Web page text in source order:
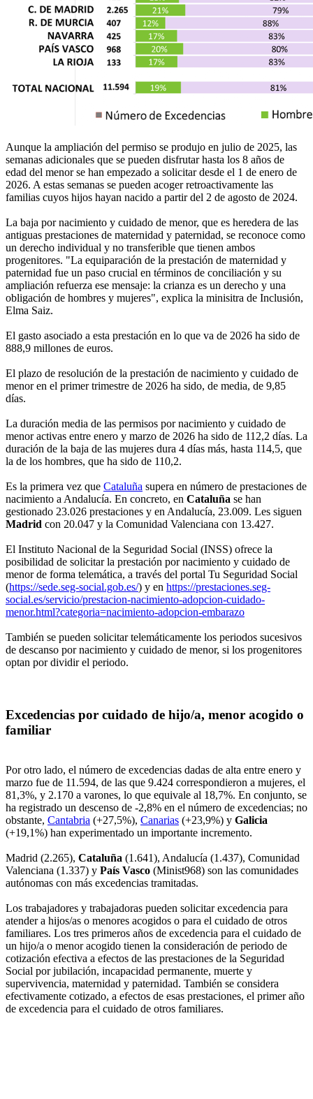
Aunque la ampliación del permiso se produjo en julio de 2025, las
semanas adicionales que se pueden disfrutar hasta los 8 años de
edad del menor se han empezado a solicitar desde el 1 de enero de
2026. A estas semanas se pueden acoger retroactivamente las
familias cuyos hijos hayan nacido a partir del 2 de agosto de 2024.
La baja por nacimiento y cuidado de menor, que es heredera de las
antiguas prestaciones de maternidad y paternidad, se reconoce como
un derecho individual y no transferible que tienen ambos
progenitores. "La equiparación de la prestación de maternidad y
paternidad fue un paso crucial en términos de conciliación y su
ampliación refuerza ese mensaje: la crianza es un derecho y una
obligación de hombres y mujeres", explica la minisitra de Inclusión,
Elma Saiz.
El gasto asociado a esta prestación en lo que va de 2026 ha sido de
888,9 millones de euros.
El plazo de resolución de la prestación de nacimiento y cuidado de
menor en el primer trimestre de 2026 ha sido, de media, de 9,85
días.
La duración media de las permisos por nacimiento y cuidado de
menor activas entre enero y marzo de 2026 ha sido de 112,2 días. La
duración de la baja de las mujeres dura 4 días más, hasta 114,5, que
la de los hombres, que ha sido de 110,2.
Es la primera vez que Cataluña supera en número de prestaciones de
nacimiento a Andalucía. En concreto, en Cataluña se han
gestionado 23.026 prestaciones y en Andalucía, 23.009. Les siguen
Madrid con 20.047 y la Comunidad Valenciana con 13.427.
El Instituto Nacional de la Seguridad Social (INSS) ofrece la
posibilidad de solicitar la prestación por nacimiento y cuidado de
menor de forma telemática, a través del portal Tu Seguridad Social
(https://sede.seg-social.gob.es/) y en https://prestaciones.seg-
social.es/servicio/prestacion-nacimiento-adopcion-cuidado-
menor.html?categoria=nacimiento-adopcion-embarazo
También se pueden solicitar telemáticamente los periodos sucesivos
de descanso por nacimiento y cuidado de menor, si los progenitores
optan por dividir el periodo.
Excedencias por cuidado de hijo/a, menor acogido o
familiar
Por otro lado, el número de excedencias dadas de alta entre enero y
marzo fue de 11.594, de las que 9.424 correspondieron a mujeres, el
81,3%, y 2.170 a varones, lo que equivale al 18,7%. En conjunto, se
ha registrado un descenso de -2,8% en el número de excedencias; no
obstante, Cantabria (+27,5%), Canarias (+23,9%) y Galicia
(+19,1%) han experimentado un importante incremento.
Madrid (2.265), Cataluña (1.641), Andalucía (1.437), Comunidad
Valenciana (1.337) y País Vasco (Minist968) son las comunidades
autónomas con más excedencias tramitadas.
Los trabajadores y trabajadoras pueden solicitar excedencia para
atender a hijos/as o menores acogidos o para el cuidado de otros
familiares. Los tres primeros años de excedencia para el cuidado de
un hijo/a o menor acogido tienen la consideración de periodo de
cotización efectiva a efectos de las prestaciones de la Seguridad
Social por jubilación, incapacidad permanente, muerte y
supervivencia, maternidad y paternidad. También se considera
efectivamente cotizado, a efectos de esas prestaciones, el primer año
de excedencia para el cuidado de otros familiares.